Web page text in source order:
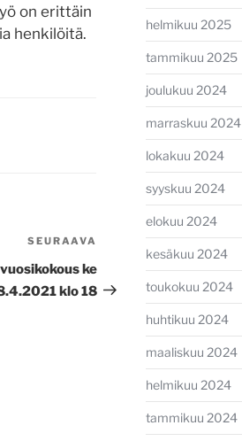
on erittäin
henkilöitä.
Seuraava
artikkeli
SEURAAVA
ke
klo 18
helmikuu 2025
tammikuu 2025
joulukuu 2024
marraskuu 2024
lokakuu 2024
syyskuu 2024
elokuu 2024
kesäkuu 2024
toukokuu 2024
huhtikuu 2024
maaliskuu 2024
helmikuu 2024
tammikuu 2024